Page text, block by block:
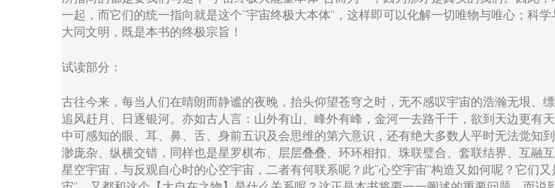
一起，而它们的统一指向就是这个“宇宙终极大本体”，这样即可以化解一切唯物与唯心；科
大同文明，既是本书的终极宗旨！
试读部分：
古往今来，每当人们在晴朗而静谧的夜晚，抬头仰望苍穹之时，无不感叹宇宙的浩瀚无垠、
追风赶月、日逐银河。亦如古人言：山外有山、峰外有峰，金河一去路千千，欲到天边更有
中可感知的眼、耳、鼻、舌、身前五识及会思维的第六意识，还有绝大多数人平时无法觉知
渺庞杂、纵横交错，同样也是星罗棋布、层层叠叠、环环相扣、珠联璧合、套联结界、互融
星空宇宙，与反观自心时的心空宇宙，二者有何联系呢？此“心空宇宙”构造又如何呢？它们